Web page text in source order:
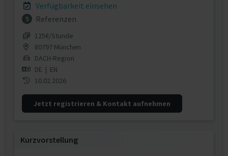
Verfügbarkeit einsehen
5 Referenzen
125€/Stunde
80797 München
DACH-Region
DE | EN
10.02.2026
Jetzt registrieren & Kontakt aufnehmen
Kurzvorstellung